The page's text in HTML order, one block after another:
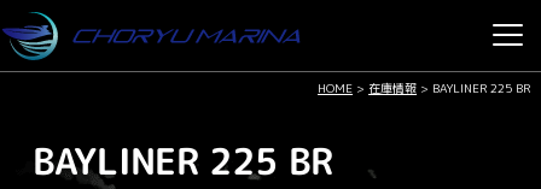
HOME > 在庫情報 > BAYLINER 225 BR
BAYLINER 225 BR